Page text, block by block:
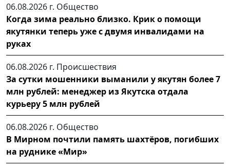
06.08.2026 г. Общество
Когда зима реально близко. Крик о помощи
якутянки теперь уже с двумя инвалидами на
руках
06.08.2026 г. Происшествия
За сутки мошенники выманили у якутян более 7
млн рублей: менеджер из Якутска отдала
курьеру 5 млн рублей
06.08.2026 г. Общество
В Мирном почтили память шахтёров, погибших
на руднике «Мир»